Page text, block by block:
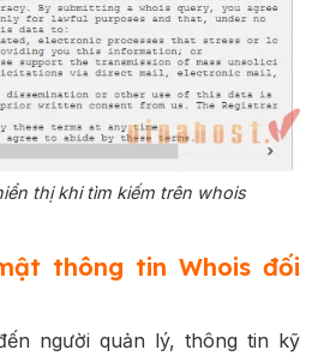
thị khi tìm kiếm trên whois
thông tin Whois đối
người quản lý, thông tin kỹ